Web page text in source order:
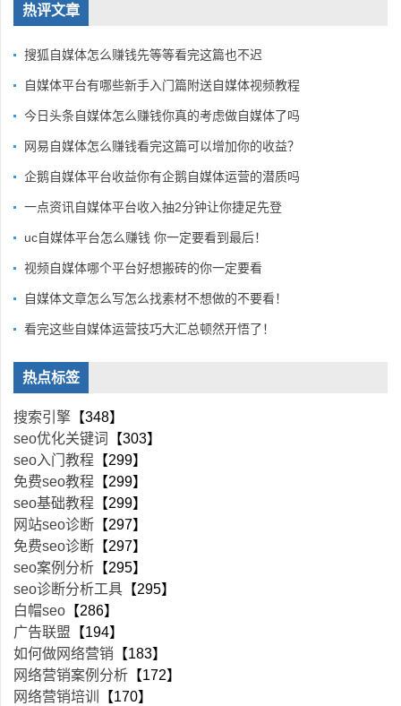
热评文章
搜狐自媒体怎么赚钱先等等看完这篇也不迟
自媒体平台有哪些新手入门篇附送自媒体视频教程
今日头条自媒体怎么赚钱你真的考虑做自媒体了吗
网易自媒体怎么赚钱看完这篇可以增加你的收益？
企鹅自媒体平台收益你有企鹅自媒体运营的潜质吗
一点资讯自媒体平台收入抽2分钟让你捷足先登
uc自媒体平台怎么赚钱 你一定要看到最后！
视频自媒体哪个平台好想搬砖的你一定要看
自媒体文章怎么写怎么找素材不想做的不要看！
看完这些自媒体运营技巧大汇总顿然开悟了！
热点标签
搜索引擎 【348】
seo优化关键词
【303】
seo入门教程 【299】
免费seo教程 【299】
seo基础教程 【299】
网站seo诊断 【297】
免费seo诊断 【297】
seo案例分析 【295】
seo诊断分析工具 【295】
白帽seo 【286】
广告联盟 【194】
如何做网络营销 【183】
网络营销案例分析 【172】
网络营销培训
【170】